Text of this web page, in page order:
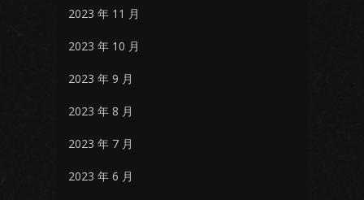
2023 年 11 月
2023 年 10 月
2023 年 9 月
2023 年 8 月
2023 年 7 月
2023 年 6 月